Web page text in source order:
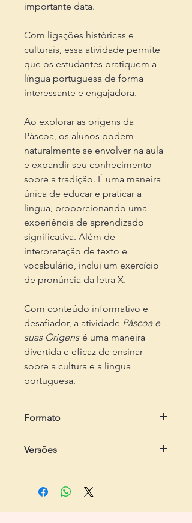
importante data.
Com ligações históricas e
culturais, essa atividade permite
que os estudantes pratiquem a
língua portuguesa de forma
interessante e engajadora.
Ao explorar as origens da
Páscoa, os alunos podem
naturalmente se envolver na aula
e expandir seu conhecimento
sobre a tradição. É uma maneira
única de educar e praticar a
língua, proporcionando uma
experiência de aprendizado
significativa. Além de
interpretação de texto e
vocabulário, inclui um exercício
de pronúncia da letra X.
Com conteúdo informativo e
desafiador, a atividade Páscoa e
suas Origens é uma maneira
divertida e eficaz de ensinar
sobre a cultura e a língua
portuguesa.
Formato
Dois arquivos em .pdf
Versões
quatro exercícios
- Do professor:
com 3 páginas,